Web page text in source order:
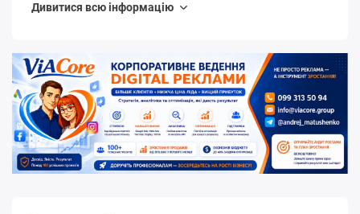
Дивитися всю інформацію